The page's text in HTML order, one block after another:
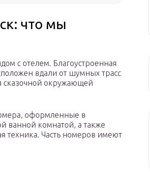
что мы
с отелем. Благоустроенная
вдали от шумных трасс
сказочной окружающей
оформленные в
ванной комнатой, а также
техника. Часть номеров имеют